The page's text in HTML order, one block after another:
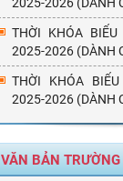
THỜI KHÓA
2025-2026 (DÀNH
THỜI KHÓA
2025-2026 (DÀNH
VĂN BẢN TRƯỜNG